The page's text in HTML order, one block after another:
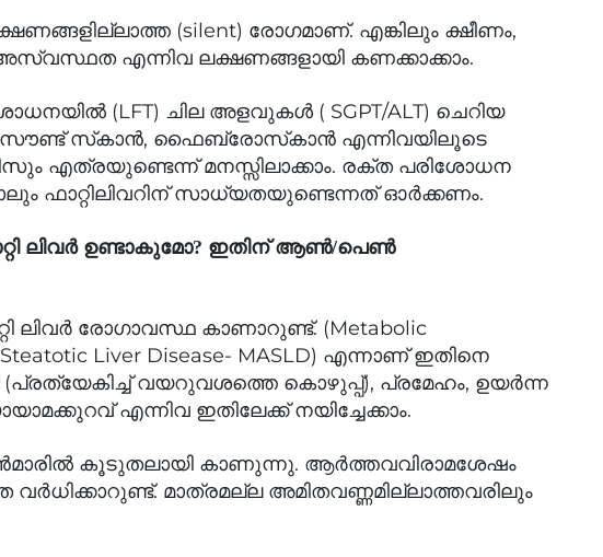
(silent) രോഗമാണ്. എങ്കിലും ക്ഷീണം,
എന്നിവ ലക്ഷണങ്ങളായി കണക്കാക്കാം.
(LFT) ചില അളവുകൾ ( SGPT/ALT) ചെറിയ
സ്‌കാൻ, ഫൈബ്രോസ്‌കാൻ എന്നിവയിലൂടെ
എത്രയുണ്ടെന്ന് മനസ്സിലാക്കാം. രക്ത പരിശോധന
ഫാറ്റിലിവറിന് സാധ്യതയുണ്ടെന്നത് ഓർക്കണം.
ലിവർ ഉണ്ടാകുമോ? ഇതിന് ആൺ/പെൺ
ലിവർ രോഗാവസ്ഥ കാണാറുണ്ട്. (Metabolic
Steatotic Liver Disease- MASLD) എന്നാണ് ഇതിനെ
(പ്രത്യേകിച്ച് വയറുവശത്തെ കൊഴുപ്പ്), പ്രമേഹം, ഉയർന്ന
എന്നിവ ഇതിലേക്ക് നയിച്ചേക്കാം.
കൂടുതലായി കാണുന്നു. ആർത്തവവിരാമശേഷം
മാത്രമല്ല അമിതവണ്ണമില്ലാത്തവരിലും